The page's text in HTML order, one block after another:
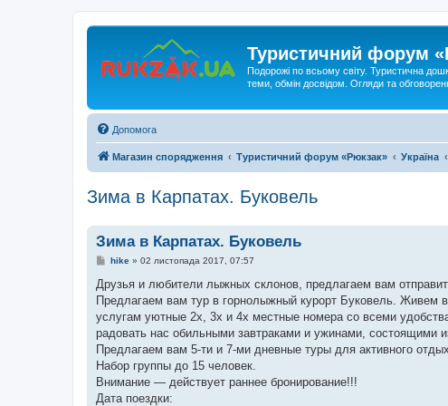
Туристичний форум
Подорожі по всьому світу. Туристична
теми, обмін досвідом. Огляди та
Допомога
Магазин спорядження Туристичний форум «Рюкзак» Україна
Зима в Карпатах. Буковель
Зима в Карпатах. Буковель
П
в
д
о
л
е
н
я
hike» 02 листопада 2017, 07:57
Друзья и любители лыжных склонов, предлагаем вам
Предлагаем вам тур в горнолыжный курорт Буковель. Живем
услугам уютные 2х, 3х и 4х местные номера со всеми
радовать нас обильными завтраками и ужинами, состоящими
Предлагаем вам 5-ти и 7-ми дневные туры для активного
Набор группы до 15 человек.
Внимание — действует раннее бронирование!!!
Дата поездки: